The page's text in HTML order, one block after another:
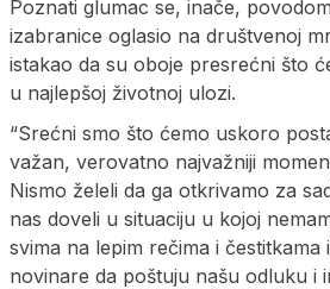
Poznati glumac se, inače,
izabranice oglasio na društvenoj
istakao da su oboje presrećni što
u najlepšoj životnoj ulozi.
“Srećni smo što ćemo uskoro
važan, verovatno najvažniji
Nismo želeli da ga otkrivamo za
nas doveli u situaciju u kojoj
svima na lepim rečima i čestitkama
novinare da poštuju našu odluku i